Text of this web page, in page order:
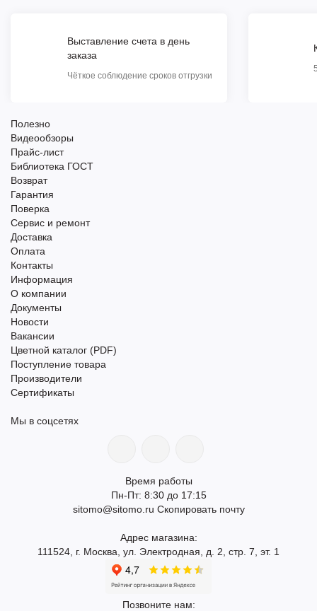
Выставление счета в день
заказа
Чёткое соблюдение сроков отгрузки
Полезно
Видеообзоры
Прайс-лист
Библиотека ГОСТ
Возврат
Гарантия
Поверка
Сервис и ремонт
Доставка
Оплата
Контакты
Информация
О компании
Документы
Новости
Вакансии
Цветной каталог (PDF)
Поступление товара
Производители
Сертификаты
Мы в соцсетях
Время работы
Пн-Пт: 8:30 до 17:15
sitomo@sitomo.ru Скопировать почту
Адрес магазина:
111524, г. Москва, ул. Электродная, д. 2, стр. 7, эт. 1
Позвоните нам: